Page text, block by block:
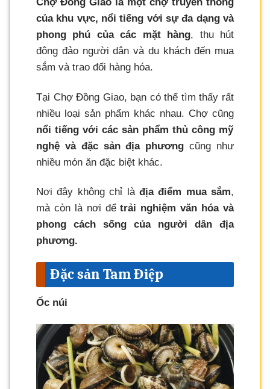
Chợ Đồng Giao là một chợ truyền thống
của khu vực, nổi tiếng với sự đa dạng và
phong phú của các mặt hàng, thu hút
đông đảo người dân và du khách đến mua
sắm và trao đổi hàng hóa.
Tại Chợ Đồng Giao, bạn có thể tìm thấy rất
nhiều loại sản phẩm khác nhau. Chợ cũng
nổi tiếng với các sản phẩm thủ công mỹ
nghệ và đặc sản địa phương cũng như
nhiều món ăn đặc biệt khác.
Nơi đây không chỉ làđịa điểm mua sắm,
mà còn là nơi đểtrải nghiệm văn hóa và
phong cách sống của người dân địa
phương.
Đặc sản Tam Điệp
Ốc núi